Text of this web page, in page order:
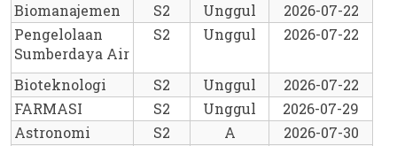
Biomanajemen S2 Unggul
2026-07-22
Pengelolaan
Sumberdaya Air
S2 Unggul 2026-07-22
Bioteknologi S2 Unggul
2026-07-22
FARMASI
S2 Unggul
2026-07-29
Astronomi
S2 A
2026-07-30